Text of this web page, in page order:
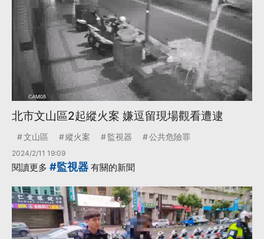
北市文山區2起縱火案 嫌逗留現場觀看遭逮
文山區 縱火案 監視器 公共危險罪
2024/2/11 19:09
閱讀更多 #監視器 有關的新聞